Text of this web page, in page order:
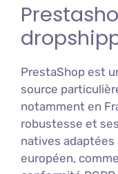
PrestaShop est
source
notamment en
robustesse et
natives
européen,